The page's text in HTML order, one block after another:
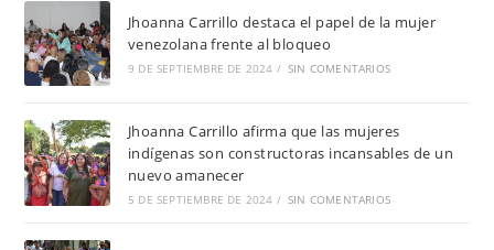
Jhoanna Carrillo destaca el papel de la mujer
venezolana frente al bloqueo
9 DE SEPTIEMBRE DE 2024 / SIN COMENTARIOS
Jhoanna Carrillo afirma que las mujeres
indígenas son constructoras incansables de un
nuevo amanecer
5 DE SEPTIEMBRE DE 2024 / SIN COMENTARIOS